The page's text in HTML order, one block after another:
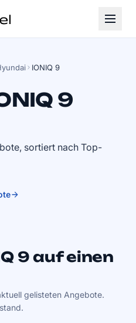
IONIQ 9
9
sortiert nach Top-
9 auf einen
gelisteten Angebote.